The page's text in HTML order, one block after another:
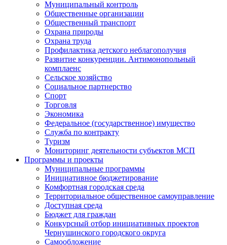
Муниципальный контроль
Общественные организации
Общественный транспорт
Охрана природы
Охрана труда
Профилактика детского неблагополучия
Развитие конкуренции. Антимонопольный
комплаенс
Сельское хозяйство
Социальное партнерство
Спорт
Торговля
Экономика
Федеральное (государственное) имущество
Служба по контракту
Туризм
Мониторинг деятельности субъектов МСП
Программы и проекты
Муниципальные программы
Инициативное бюджетирование
Комфортная городская среда
Территориальное общественное самоуправление
Доступная среда
Бюджет для граждан
Конкурсный отбор инициативных проектов
Чернушинского городского округа
Самообложение